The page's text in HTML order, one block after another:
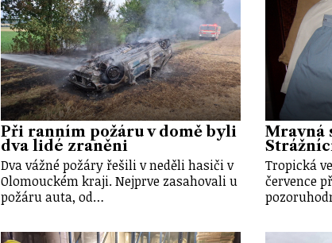
Při ranním požáru v domě byli
dva lidé zraněni
Dva vážné požáry řešili v neděli hasiči v
Olomouckém kraji. Nejprve zasahovali u
požáru auta, od…
Mravná
Tropická
července